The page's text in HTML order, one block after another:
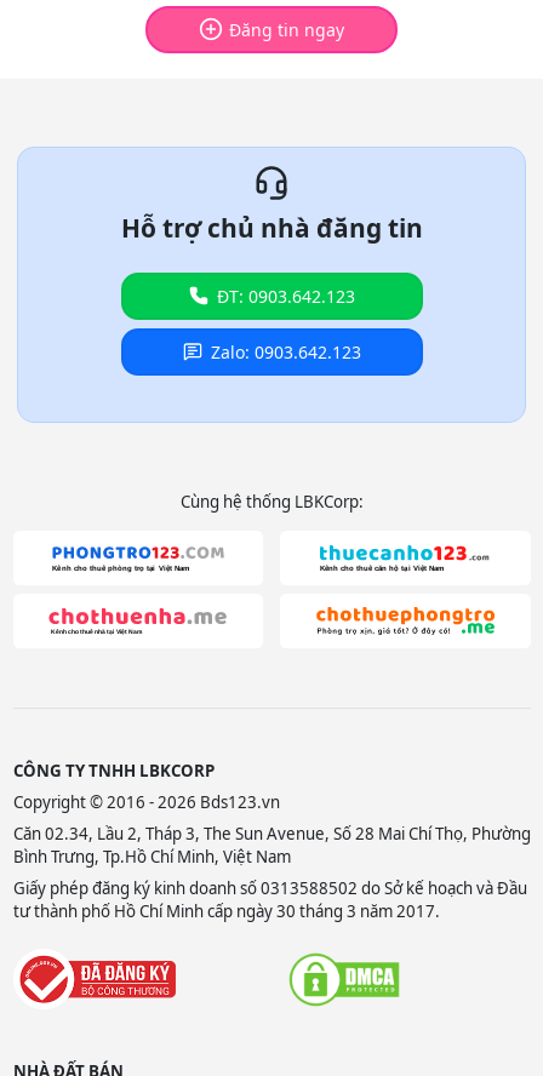
Đăng tin ngay
Hỗ trợ chủ nhà đăng tin
ĐT: 0903.642.123
Zalo: 0903.642.123
Cùng hệ thống LBKCorp:
CÔNG TY TNHH LBKCORP
Copyright © 2016 - 2026 Bds123.vn
Căn 02.34, Lầu 2, Tháp 3, The Sun Avenue, Số 28 Mai Chí Thọ, Phường
Bình Trưng, Tp.Hồ Chí Minh, Việt Nam
Giấy phép đăng ký kinh doanh số 0313588502 do Sở kế hoạch và Đầu
tư thành phố Hồ Chí Minh cấp ngày 30 tháng 3 năm 2017.
NHÀ ĐẤT BÁN